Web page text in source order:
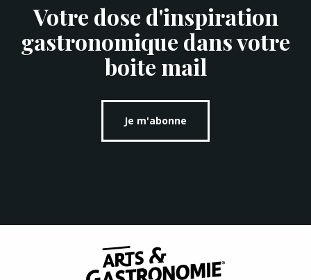
Votre dose d'inspiration
gastronomique dans votre
boite mail
Je m'abonne